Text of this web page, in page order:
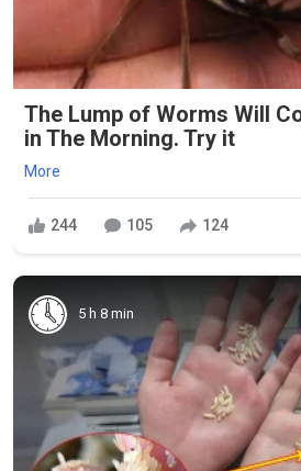
The Lump of Worms Will
in The Morning. Try it
More
244 105 124
5 h 8 min